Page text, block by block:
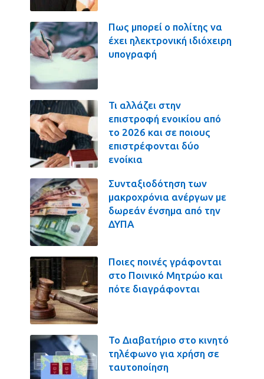
Πως μπορεί ο πολίτης να
έχει ηλεκτρονική ιδιόχειρη
υπογραφή
Τι αλλάζει στην
επιστροφή ενοικίου από
το 2026 και σε ποιους
επιστρέφονται δύο
ενοίκια
Συνταξιοδότηση των
μακροχρόνια ανέργων με
δωρεάν ένσημα από την
ΔΥΠΑ
Ποιες ποινές γράφονται
στο Ποινικό Μητρώο και
πότε διαγράφονται
Το Διαβατήριο στο κινητό
τηλέφωνο για χρήση σε
ταυτοποίηση